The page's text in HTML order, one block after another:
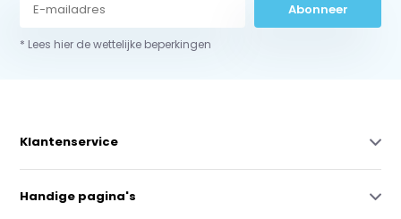
Abonneer
* Lees hier de wettelijke beperkingen
Klantenservice
Handige pagina's